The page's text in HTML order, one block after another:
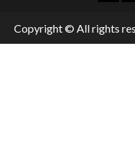
Copyright © All rights